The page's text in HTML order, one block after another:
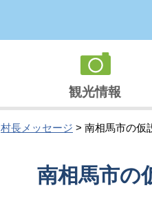
観光情報
村長メッセージ > 南相馬市の仮
南相馬市の